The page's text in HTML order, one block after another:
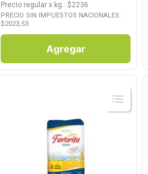
Precio regular x kg.: $2236
PRECIO SIN IMPUESTOS NACIONALES:
$2023,53
Agregar
Ver Producto